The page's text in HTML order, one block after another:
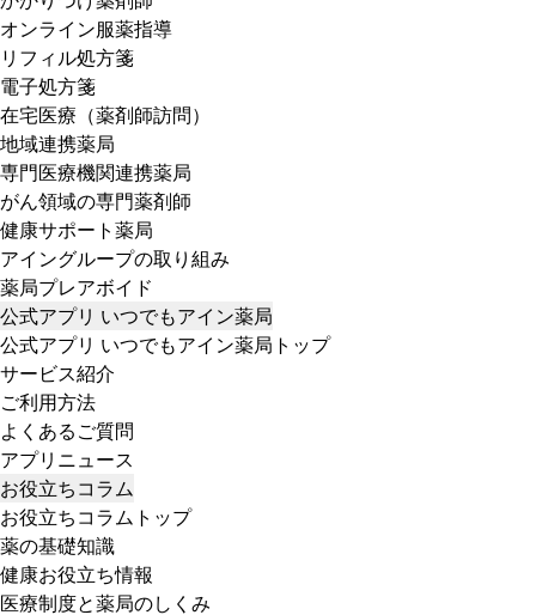
オンライン服薬指導
リフィル処方箋
電子処方箋
在宅医療（薬剤師訪問）
地域連携薬局
専門医療機関連携薬局
がん領域の専門薬剤師
健康サポート薬局
アイングループの取り組み
薬局プレアボイド
公式アプリ いつでもアイン薬局
公式アプリ いつでもアイン薬局トップ
サービス紹介
ご利用方法
よくあるご質問
アプリニュース
お役立ちコラム
お役立ちコラムトップ
薬の基礎知識
健康お役立ち情報
医療制度と薬局のしくみ